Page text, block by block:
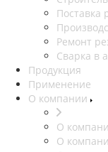
Поставка
Ремонт
Сварка в
Продукция
Применение
О компании
О
О